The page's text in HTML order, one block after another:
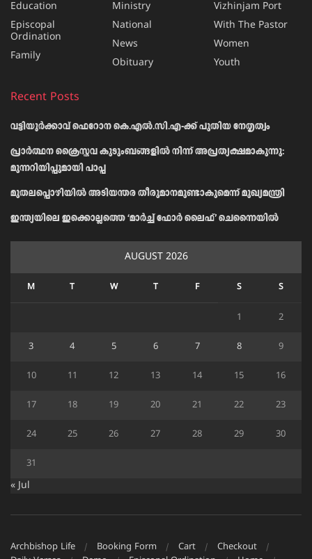
Education
Episcopal
Ordination
Family
Ministry
National
News
Obituary
Vizhinjam Port
With The Pastor
Women
Youth
Recent Posts
വട്ടിയൂർക്കാവ് ഫെറോന കെ.എൽ.സി.എ-ക്ക് പുതിയ നേതൃത്വം
പ്രാര്‍ത്ഥന ക്രൈസ്തവ കുടുംബങ്ങളില്‍ നിന്ന് അപ്രത്യക്ഷമാകുന്നു:
മുന്നറിയിപ്പുമായി പാപ്പ
മുതലപ്പൊഴിയിൽ അടിയന്തര തീരുമാനമുണ്ടാകുമെന്ന് മുഖ്യമന്ത്രി
ഇന്ത്യയിലെ ഇക്കൊല്ലത്തെ ‘മാർച്ച് ഫോർ ലൈഫ്’ ചെന്നൈയിൽ
AUGUST 2026
M T W T F S S
1 2
3 4 5 6 7 8 9
10 11 12 13 14 15 16
17 18 19 20 21 22 23
24 25 26 27 28 29 30
31
« Jul
Archbishop Life Booking Form Cart
Checkout